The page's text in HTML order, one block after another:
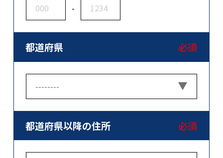
-
都道府県 必須
都道府県以降の住所 必須